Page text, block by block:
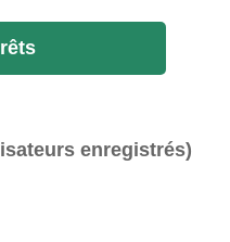
enregistrés)